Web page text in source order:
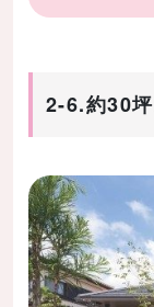
2-6.約30